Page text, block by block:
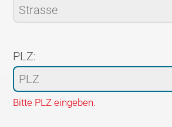
PLZ:
Bitte PLZ eingeben.